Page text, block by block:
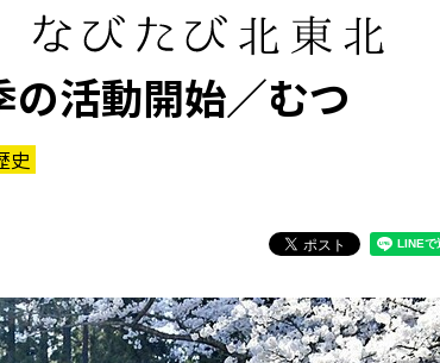
活動開始／むつ
史